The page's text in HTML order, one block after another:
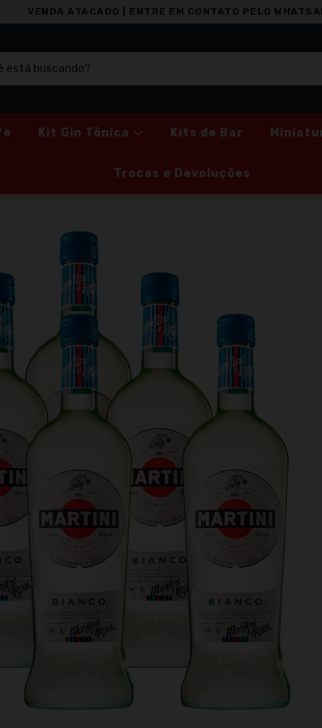
VENDA ATACADO | ENTRE EM CONTATO PELO
Kit Gin Tônica Kits de Bar
Trocas e Devoluções